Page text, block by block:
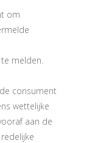
om
melden.
consument
wettelijke
aan de